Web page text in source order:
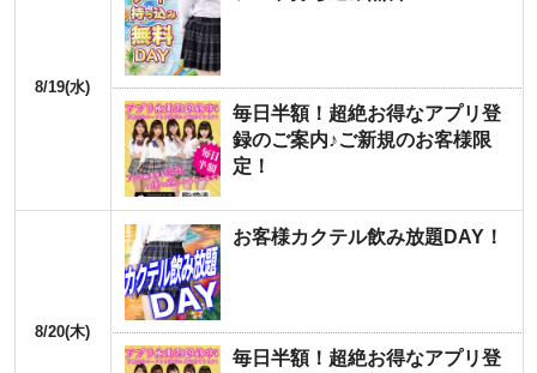
8/19(水)
毎日半額！超絶お得なアプリ登
録のご案内♪ご新規のお客様限
定！
8/20(木)
お客様カクテル飲み放題DAY！
毎日半額！超絶お得なアプリ登